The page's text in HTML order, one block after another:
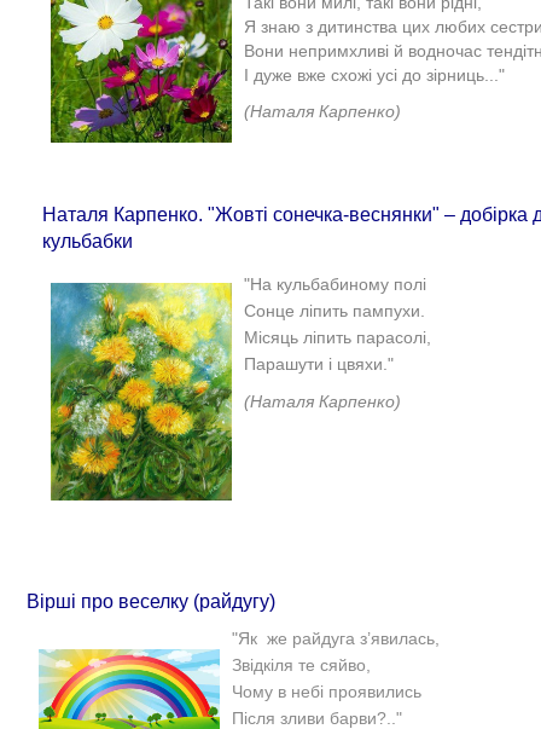
Я знаю з дитинства цих любих
Вони непримхливі й водночас
І дуже вже схожі усі до зірниць..."
(Наталя Карпенко)
Наталя Карпенко. "Жовті сонечка-веснянки" – добірка
кульбабки
"На кульбабиному полі
Сонце ліпить пампухи.
Місяць ліпить парасолі,
Парашути і цвяхи."
(Наталя Карпенко)
Вірші про веселку (райдугу)
"Як же райдуга з’явилась,
Звідкіля те сяйво,
Чому в небі проявились
Після зливи барви?.."